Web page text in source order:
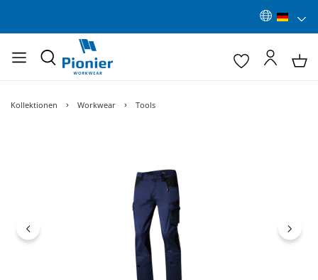
Kollektionen Workwear Tools